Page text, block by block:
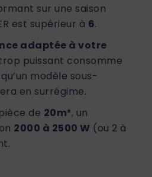
sur une saison
est supérieur à 6.
adaptée à votre
puissant consomme
modèle sous-
en surrégime.
de 20m², un
2000 à 2500 W (ou 2 à